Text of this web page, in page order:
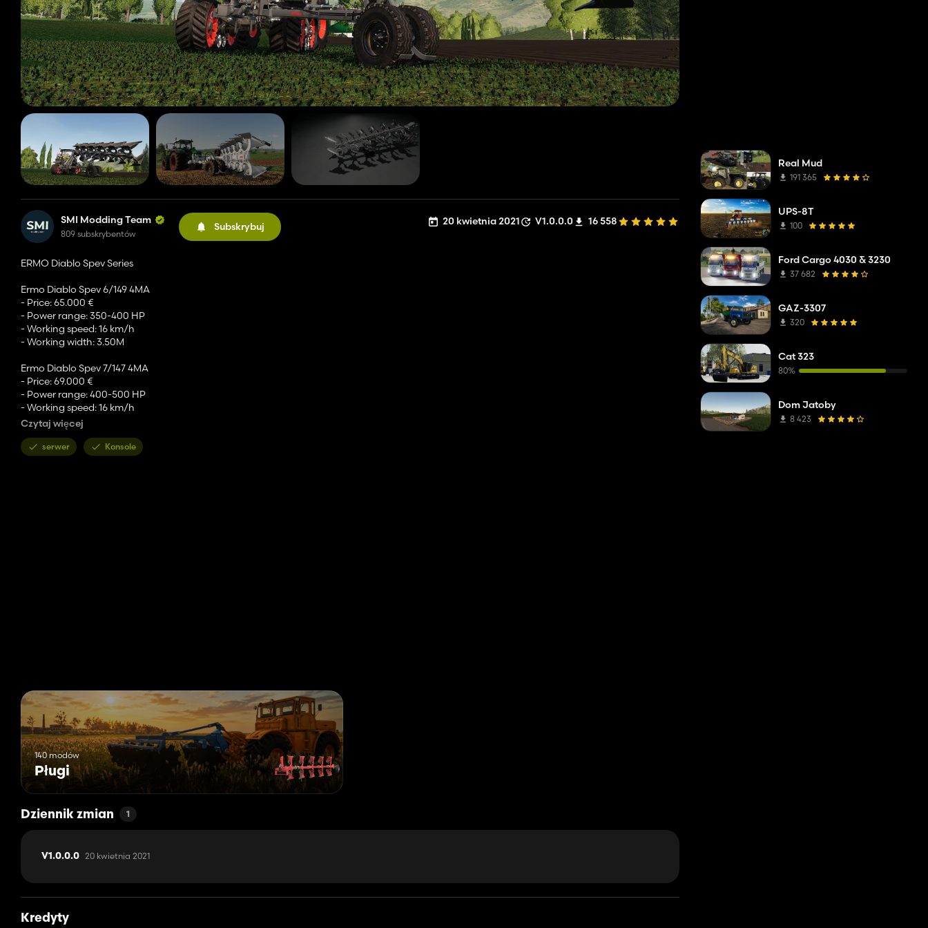
SMI Modding Team
809 subskrybentów
Subskrybuj 20 kwietnia 2021 V1.0.0.0 16 558
ERMO Diablo Spev Series
Ermo Diablo Spev 6/149 4MA
- Price: 65.000 €
- Power range: 350-400 HP
- Working speed: 16 km/h
- Working width: 3.50M
Ermo Diablo Spev 7/147 4MA
- Price: 69.000 €
- Power range: 400-500 HP
- Working speed: 16 km/h
- Working width: 4.50M
Ermo Diablo Spev 8/149 4MA
- Price: 73.000 €
Czytaj więcej
serwer Konsole
140 modów
Pługi
Dziennik zmian 1
V1.0.0.0 20 kwietnia 2021
Kredyty
Real Mud
191 365
UPS-8T
100
Ford Cargo 4030 & 3230
37 682
GAZ-3307
320
Cat 323
80%
Dom Jatoby
8 423